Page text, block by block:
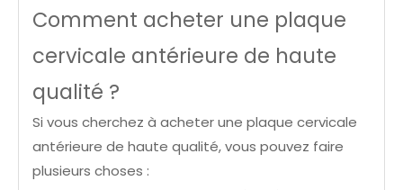
Comment acheter une plaque
cervicale antérieure de haute
qualité ?
Si vous cherchez à acheter une plaque cervicale
antérieure de haute qualité, vous pouvez faire
plusieurs choses :